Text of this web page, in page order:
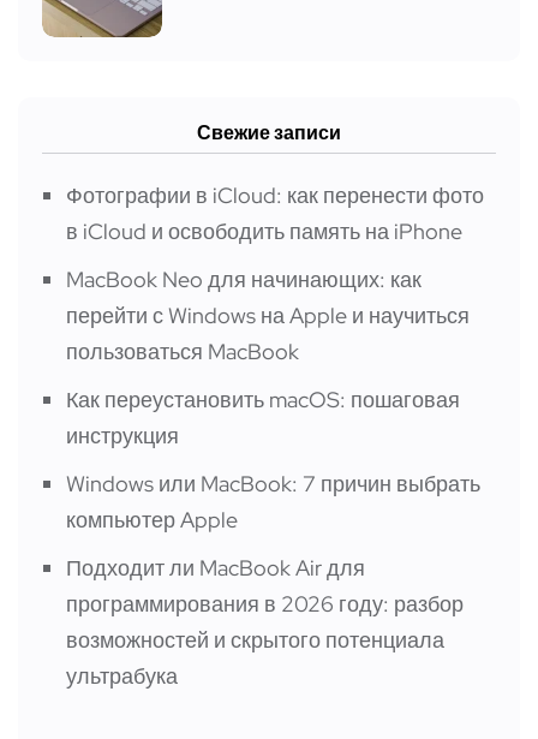
Свежие записи
Фотографии в iCloud: как перенести фото
в iCloud и освободить память на iPhone
MacBook Neo для начинающих: как
перейти с Windows на Apple и научиться
пользоваться MacBook
Как переустановить macOS: пошаговая
инструкция
Windows или MacBook: 7 причин выбрать
компьютер Apple
Подходит ли MacBook Air для
программирования в 2026 году: разбор
возможностей и скрытого потенциала
ультрабука